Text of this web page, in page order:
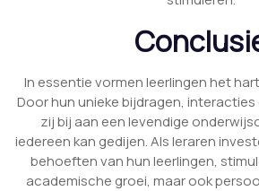
In essentie vormen leerlingen het
Door hun unieke bijdragen,
zij bij aan een levendige
iedereen kan gedijen. Als leraren
behoeften van hun leerlingen,
academische groei, maar ook